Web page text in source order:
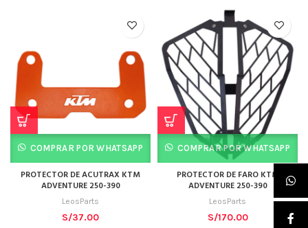
COMPRAR POR WHATSAPP
PROTECTOR DE ACUTRAX KTM
ADVENTURE 250-390
LeosParts
S/37.00
COMPRAR POR WHATSAPP
PROTECTOR DE FARO KTM
ADVENTURE 250-390
LeosParts
S/170.00